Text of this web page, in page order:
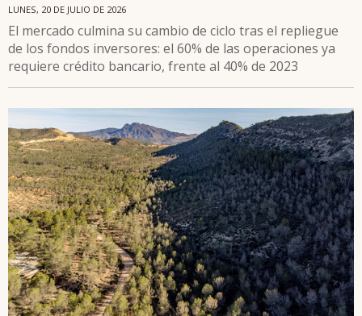
LUNES, 20 DE JULIO DE 2026
El mercado culmina su cambio de ciclo tras el repliegue
de los fondos inversores: el 60% de las operaciones ya
requiere crédito bancario, frente al 40% de 2023